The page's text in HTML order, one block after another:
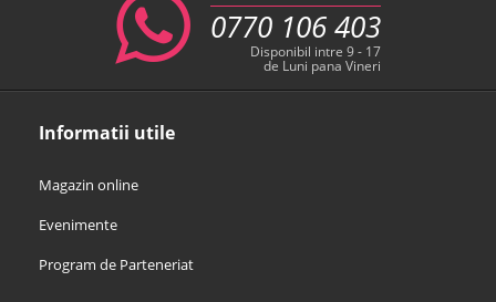
Informatii utile
Magazin online
Evenimente
Program de Parteneriat
0770 106 403
Disponibil intre 9 - 17
de Luni pana Vineri